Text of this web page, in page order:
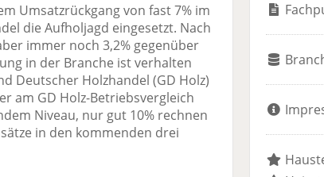
Umsatzrückgang von fast 7% im
die Aufholjagd eingesetzt. Nach
immer noch 3,2% gegenüber
in der Branche ist verhalten
Deutscher Holzhandel (GD Holz)
am GD Holz-Betriebsvergleich
Niveau, nur gut 10% rechnen
in den kommenden drei